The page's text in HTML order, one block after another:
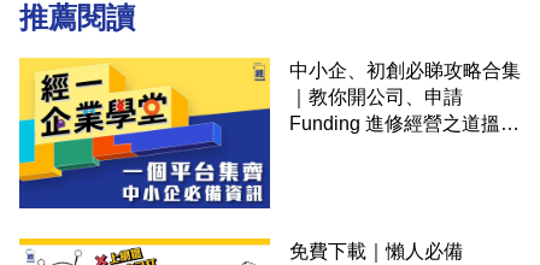
推薦閱讀
中小企、初創必睇攻略合集
｜教你開公司、申請
Funding 進修經營之道搵大
免費下載｜懶人必備